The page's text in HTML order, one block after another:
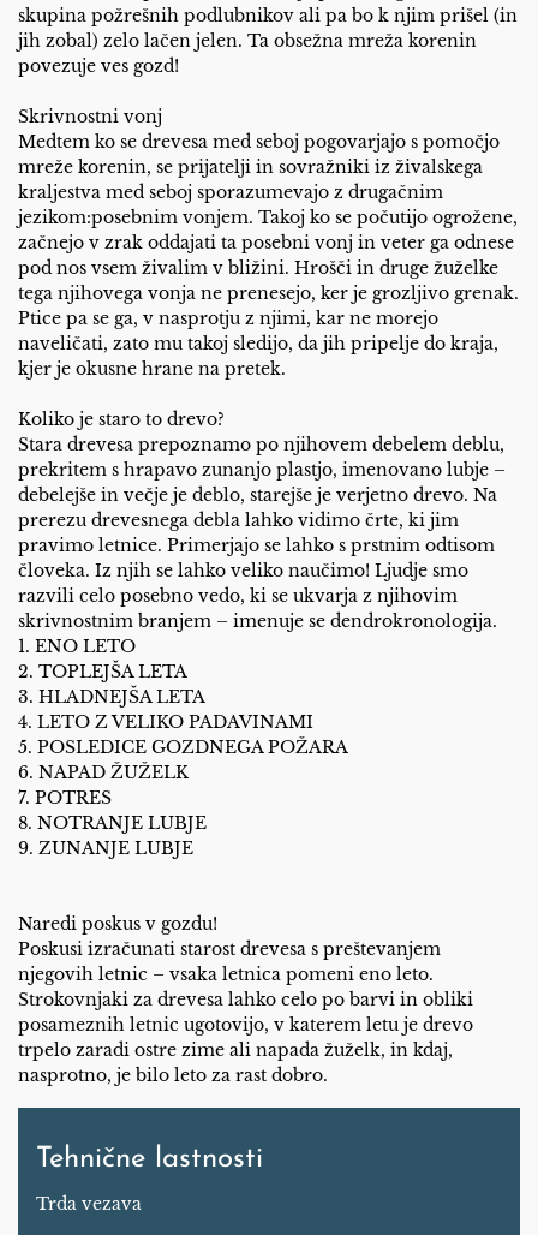
skupina požrešnih podlubnikov ali pa bo k njim prišel (in
jih zobal) zelo lačen jelen. Ta obsežna mreža korenin
povezuje ves gozd!
Skrivnostni vonj
Medtem ko se drevesa med seboj pogovarjajo s pomočjo
mreže korenin, se prijatelji in sovražniki iz živalskega
kraljestva med seboj sporazumevajo z drugačnim
jezikom:posebnim vonjem. Takoj ko se počutijo ogrožene,
začnejo v zrak oddajati ta posebni vonj in veter ga odnese
pod nos vsem živalim v bližini. Hrošči in druge žuželke
tega njihovega vonja ne prenesejo, ker je grozljivo grenak.
Ptice pa se ga, v nasprotju z njimi, kar ne morejo
naveličati, zato mu takoj sledijo, da jih pripelje do kraja,
kjer je okusne hrane na pretek.
Koliko je staro to drevo?
Stara drevesa prepoznamo po njihovem debelem deblu,
prekritem s hrapavo zunanjo plastjo, imenovano lubje –
debelejše in večje je deblo, starejše je verjetno drevo. Na
prerezu drevesnega debla lahko vidimo črte, ki jim
pravimo letnice. Primerjajo se lahko s prstnim odtisom
človeka. Iz njih se lahko veliko naučimo! Ljudje smo
razvili celo posebno vedo, ki se ukvarja z njihovim
skrivnostnim branjem – imenuje se dendrokronologija.
1. ENO LETO
2. TOPLEJŠA LETA
3. HLADNEJŠA LETA
4. LETO Z VELIKO PADAVINAMI
5. POSLEDICE GOZDNEGA POŽARA
6. NAPAD ŽUŽELK
7. POTRES
8. NOTRANJE LUBJE
9. ZUNANJE LUBJE
Naredi poskus v gozdu!
Poskusi izračunati starost drevesa s preštevanjem
njegovih letnic – vsaka letnica pomeni eno leto.
Strokovnjaki za drevesa lahko celo po barvi in obliki
posameznih letnic ugotovijo, v katerem letu je drevo
trpelo zaradi ostre zime ali napada žuželk, in kdaj,
nasprotno, je bilo leto za rast dobro.
Tehnične lastnosti
Trda vezava